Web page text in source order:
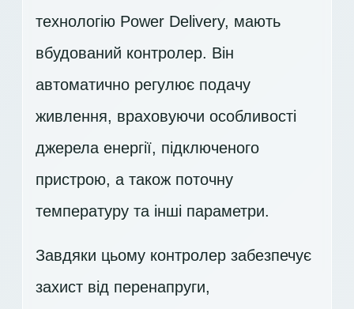
технологію Power Delivery, мають
вбудований контролер. Він
автоматично регулює подачу
живлення, враховуючи особливості
джерела енергії, підключеного
пристрою, а також поточну
температуру та інші параметри.
Завдяки цьому контролер забезпечує
захист від перенапруги,